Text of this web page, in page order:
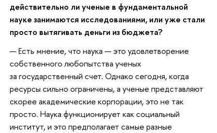
действительно ли ученые в фундаментальной
науке занимаются исследованиями, или уже стали
просто вытягивать деньги из бюджета?
— Есть мнение, что наука — это удовлетворение
собственного любопытства ученых
за государственный счет. Однако сегодня, когда
ресурсы сильно ограничены, а ученые представляют
скорее академические корпорации, это не так
просто. Наука функционирует как социальный
институт, и это предполагает самые разные